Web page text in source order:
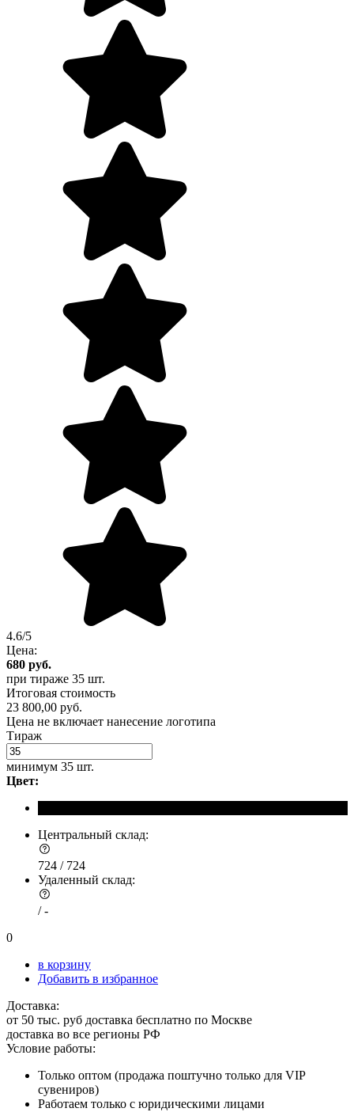
4.6/5
Цена:
680 руб.
при тираже 35 шт.
Итоговая стоимость
23 800,00 руб.
Цена не включает нанесение логотипа
Тираж
минимум 35 шт.
Цвет:
Центральный склад:
724 / 724
Удаленный склад:
/-
0
в корзину
Добавить в избранное
Доставка:
от 50 тыс. руб доставка бесплатно по Москве
доставка во все регионы РФ
Условие работы:
Только оптом (продажа поштучно только для VIP
сувениров)
Работаем только с юридическими лицами